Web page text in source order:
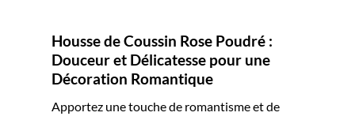
Housse de Coussin Rose Poudré :
Douceur et Délicatesse pour une
Décoration Romantique
Apportez une touche de romantisme et de